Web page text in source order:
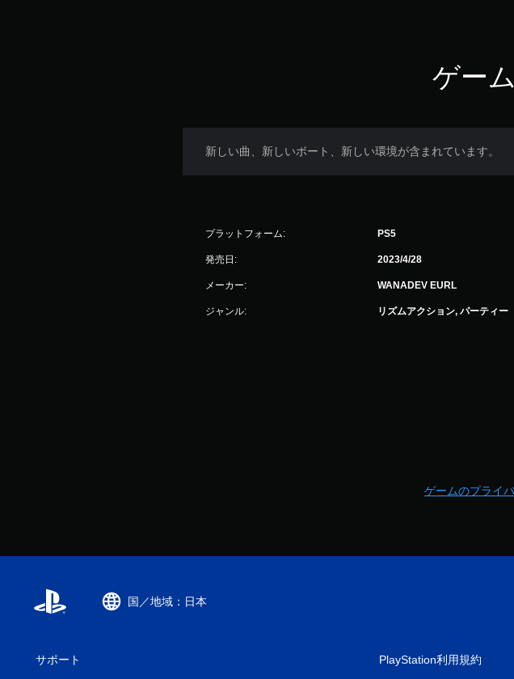
ゲー
新しい曲、新しいボート、新しい環境が含まれています。
プラットフォーム: PS5
発売日: 2023/4/28
メーカー: WANADEV EURL
ジャンル: リズムアクション, パーティー
ゲームのプライ
国／地域：日本
サポート PlayStation利用規約